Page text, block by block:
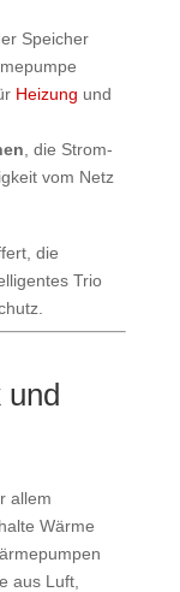
Speicher
Heizung und
, die Strom-
vom Netz
die
Trio
und
allem
Wärme
aus Luft,